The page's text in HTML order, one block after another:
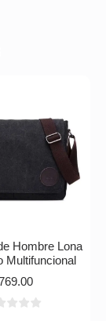
Hombre Lona
Multifuncional